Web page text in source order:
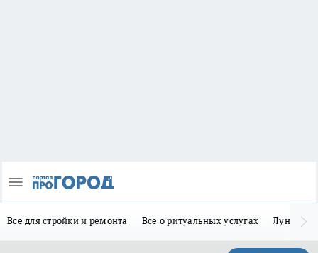
Все для стройки и ремонта Все о ритуальных услугах Лунно-